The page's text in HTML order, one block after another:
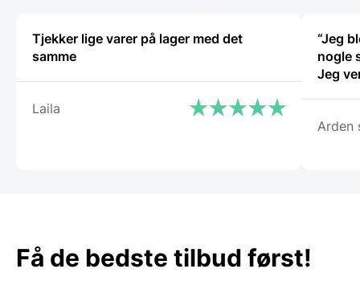
Tjekker lige varer på lager med det
samme
Laila
“Jeg
nogle
Jeg
Arden
Få de bedste tilbud først!